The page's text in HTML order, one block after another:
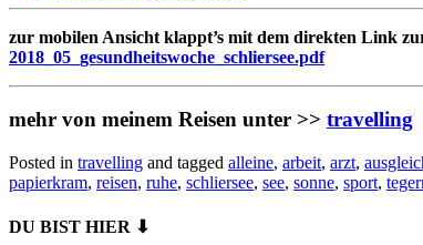
zur mobilen Ansicht klappt’s mit dem direkten Link
2018_05_gesundheitswoche_schliersee.pdf
mehr von meinem Reisen unter >> travelling
Posted in travelling and tagged alleine, arbeit, arzt,
papierkram, reisen, ruhe, schliersee, see, sonne, sport,
DU BIST HIER ⬇